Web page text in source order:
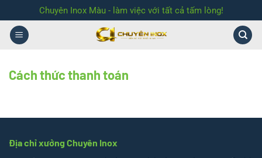
qua
nội
Chuyên Inox Màu - làm việc với tất cả tấm lòng!
Cách thức thanh toán
Địa chỉ xưởng Chuyên Inox